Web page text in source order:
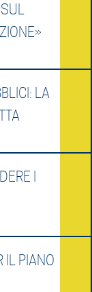
LA
I
IL PIANO